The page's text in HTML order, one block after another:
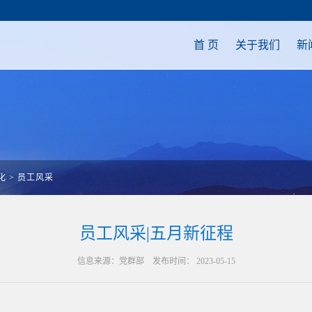
首 页 关于我们 新
> 员工风采
员工风采|五月新征程
信息来源：党群部 发布时间： 2023-05-15